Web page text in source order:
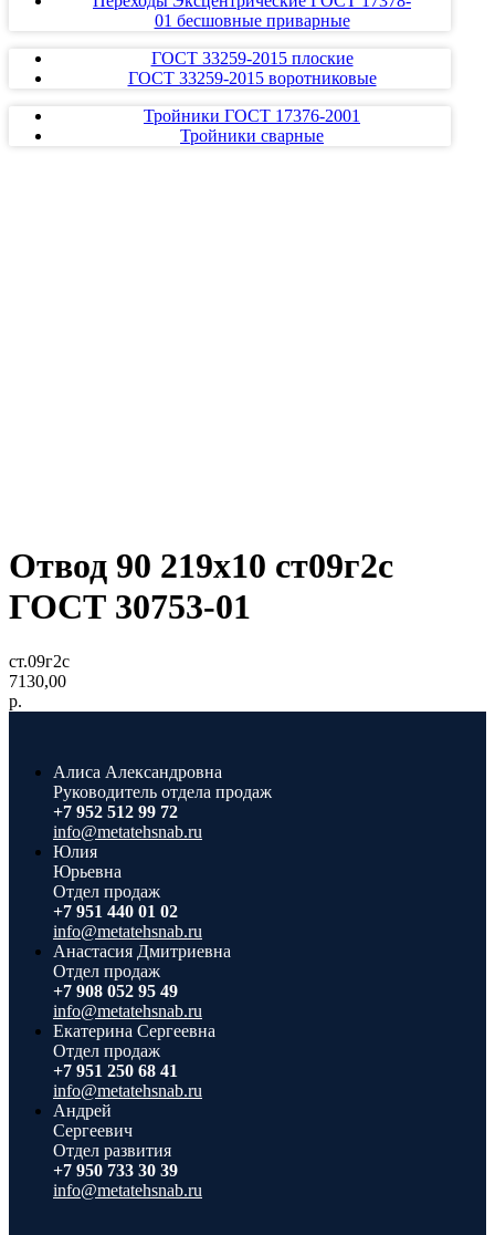
01 бесшовные приварные
ГОСТ 33259-2015 плоские
ГОСТ 33259-2015 воротниковые
Тройники ГОСТ 17376-2001
Тройники сварные
Отвод 90 219x10 ст09г2с
ГОСТ 30753-01
ст.09г2с
7130,00
р.
Алиса Александровна
Руководитель отдела продаж
+7 952 512 99 72
info@metatehsnab.ru
Юлия
Юрьевна
Отдел продаж
+7 951 440 01 02
info@metatehsnab.ru
Анастасия Дмитриевна
Отдел продаж
+7 908 052 95 49
info@metatehsnab.ru
Екатерина Сергеевна
Отдел продаж
+7 951 250 68 41
info@metatehsnab.ru
Андрей
Сергеевич
Отдел развития
+7 950 733 30 39
info@metatehsnab.ru